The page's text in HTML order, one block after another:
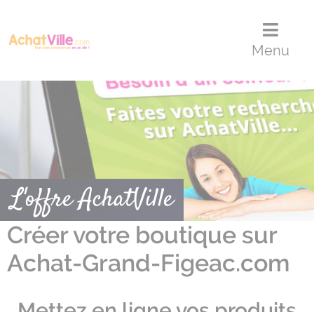
Menu
L'offre AchatVille
Créer votre boutique sur
Achat-Grand-Figeac.com